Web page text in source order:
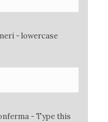
- lowercase
- Type this